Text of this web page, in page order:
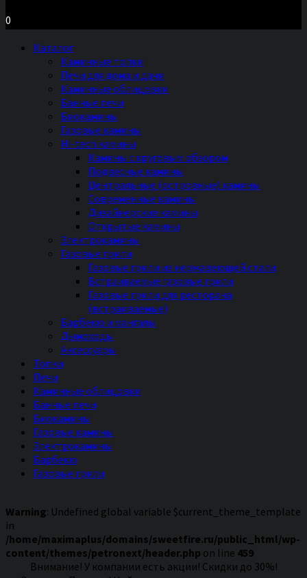
0
Каталог
Каминные топки
Печи для дома и дачи
Каминные облицовки
Банные печи
Биокамины
Газовые камины
Hi-tech камины
Камины с круговым обзором
Подвесные камины
Центральные (островные) камины
Современные камины
Дизайнерские камины
Открытые камины
Электрокамины
Газовые грили
Газовые грили из нержавеющей стали
Встраиваемые газовые грили
Газовые грили для ресторана
(встраиваемые)
Барбекю и мангалы
Дымоходы
Аксессуары
Топки
Печи
Каминные облицовки
Банные печи
Биокамины
Газовые камины
Электрокамины
Барбекю
Газовые грили
Warning: Undefined global variable $current_theme_template
in
/home/maximaplus/domains/sweetfire.ru/public_html/wp-
content/themes/petronext/header.php on line 459
Внимание! У компании есть акции! Скидки до 30%!